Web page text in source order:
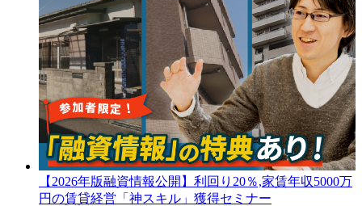
【2026年版融資情報公開】利回り20％,家賃年収5000万
円の賃貸経営「神スキル」獲得セミナー